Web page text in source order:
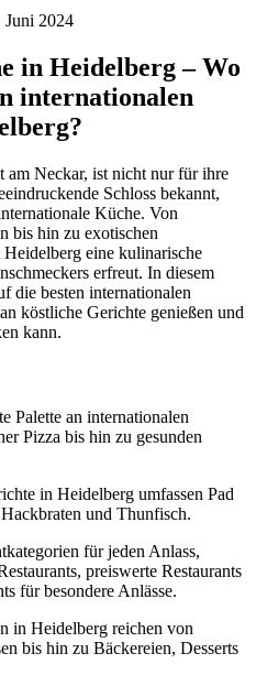
Juni 2024
in Heidelberg – Wo
internationalen
am Neckar, ist nicht nur für ihre
Schloss bekannt,
Küche. Von
bis hin zu exotischen
eine kulinarische
erfreut. In diesem
die besten internationalen
köstliche Gerichte genießen und
kann.
Palette an internationalen
Pizza bis hin zu gesunden
in Heidelberg umfassen Pad
und Thunfisch.
für jeden Anlass,
preiswerte Restaurants
für besondere Anlässe.
in Heidelberg reichen von
bis hin zu Bäckereien, Desserts